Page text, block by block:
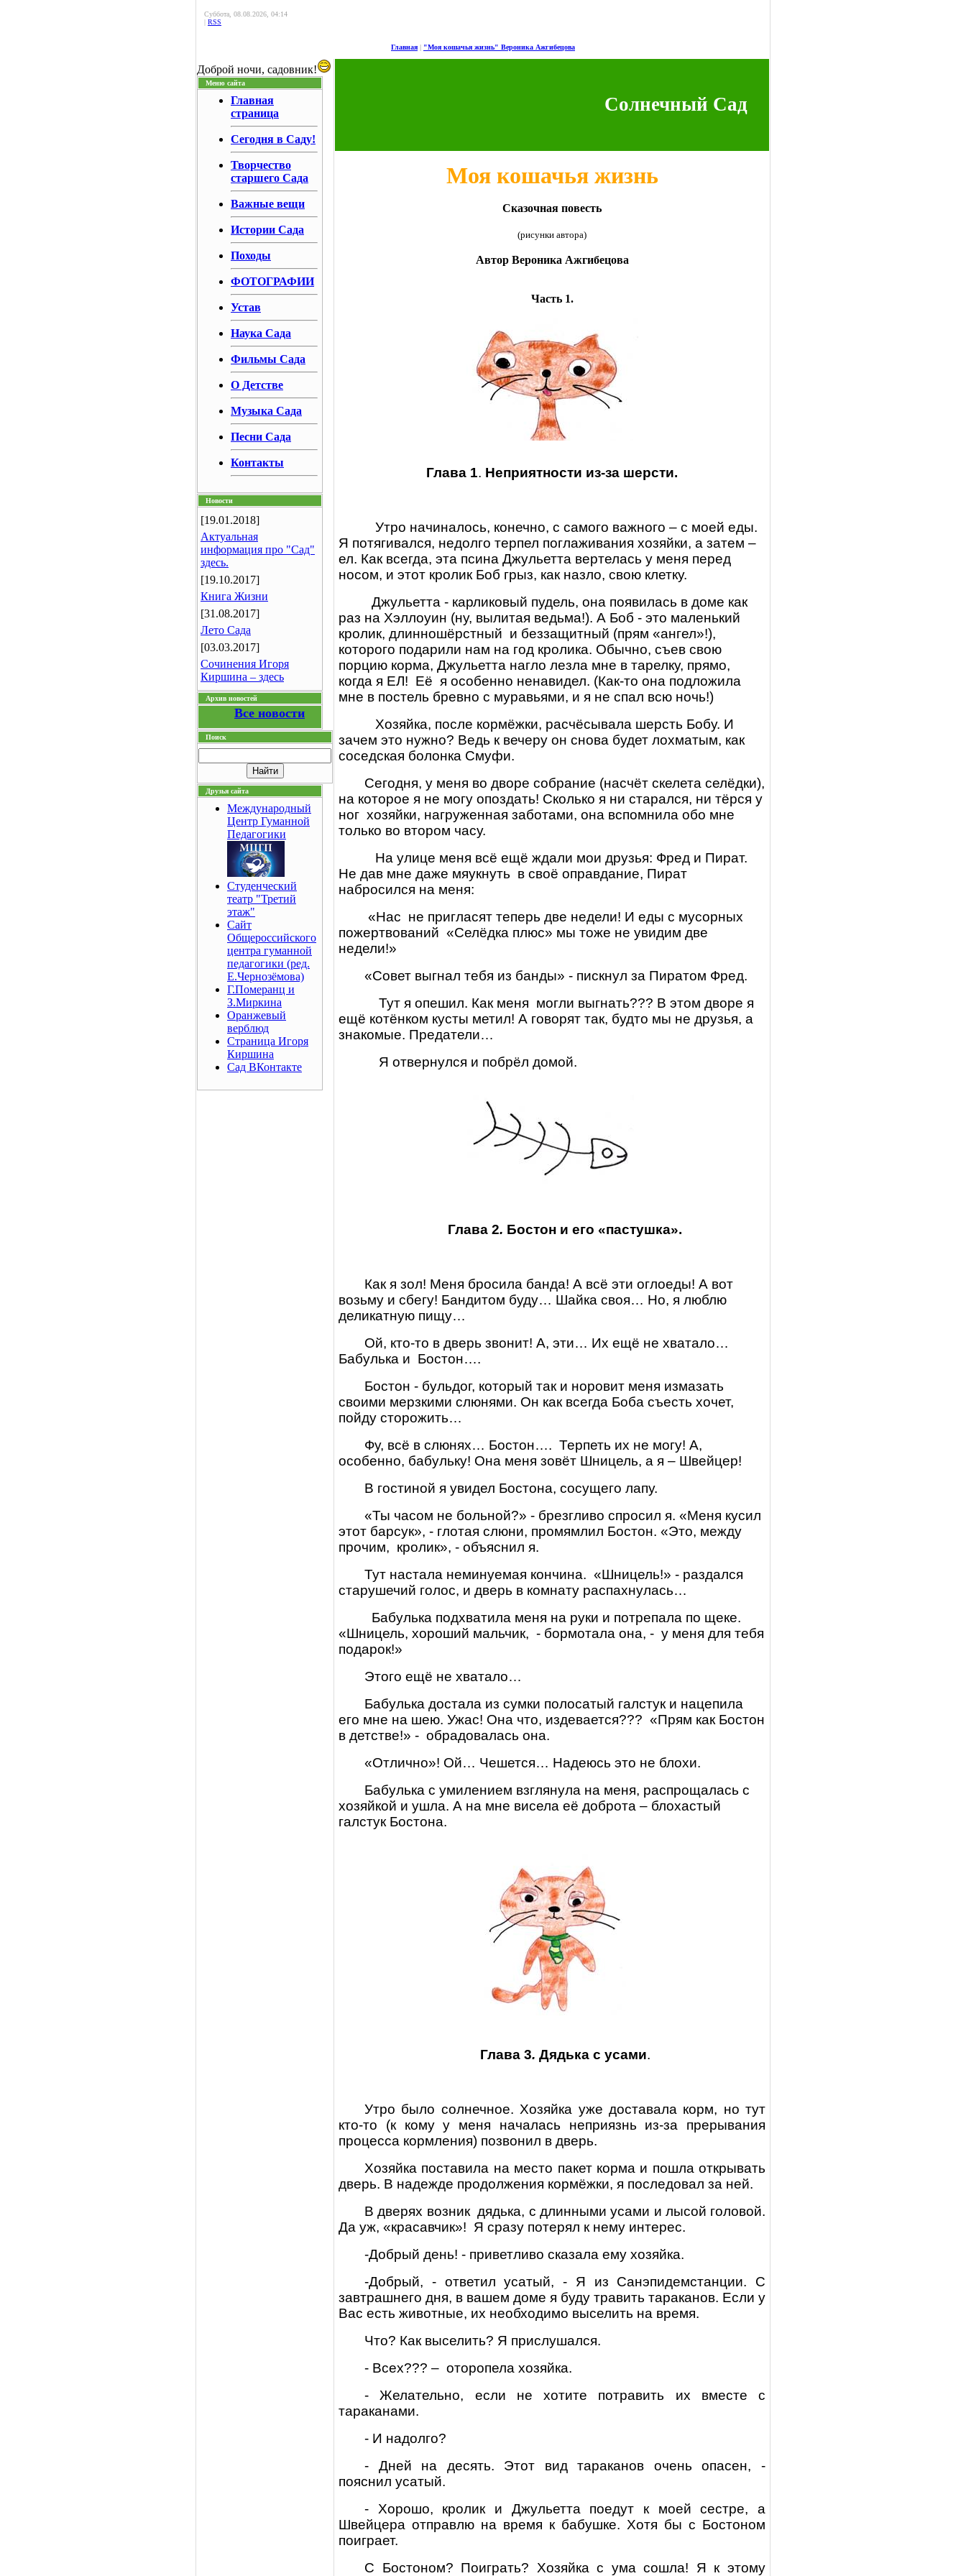
Суббота, 08.08.2026, 04:14
| RSS
Главная | "Моя кошачья жизнь" Вероника Ажгибецова
Доброй ночи, садовник!
Меню сайта
Главная
страница
Сегодня в Саду!
Творчество
старшего Сада
Важные вещи
Истории Сада
Походы
ФОТОГРАФИИ
Устав
Наука Сада
Фильмы Сада
О Детстве
Музыка Сада
Песни Сада
Контакты
Новости
[19.01.2018]
Актуальная
информация про "Сад"
здесь.
[19.10.2017]
Книга Жизни
[31.08.2017]
Лето Сада
[03.03.2017]
Сочинения Игоря
Киршина – здесь
Архив новостей
Все новости
Поиск
Друзья сайта
Международный
Центр Гуманной
Педагогики
Студенческий
театр "Третий
этаж"
Сайт
Общероссийского
центра гуманной
педагогики (ред.
Е.Чернозёмова)
Г.Померанц и
З.Миркина
Оранжевый
верблюд
Страница Игоря
Киршина
Сад ВКонтакте
Солнечный Сад
Моя кошачья жизнь
Сказочная повесть
(рисунки автора)
Автор Вероника Ажгибецова
Часть 1.
Глава 1. Неприятности из-за шерсти.
Утро начиналось, конечно, с самого важного – с моей еды.
Я потягивался, недолго терпел поглаживания хозяйки, а затем –
ел. Как всегда, эта псина Джульетта вертелась у меня перед
носом, и этот кролик Боб грыз, как назло, свою клетку.
Джульетта - карликовый пудель, она появилась в доме как
раз на Хэллоуин (ну, вылитая ведьма!). А Боб - это маленький
кролик, длинношёрстный и беззащитный (прям «ангел»!),
которого подарили нам на год кролика. Обычно, съев свою
порцию корма, Джульетта нагло лезла мне в тарелку, прямо,
когда я ЕЛ! Её я особенно ненавидел. (Как-то она подложила
мне в постель бревно с муравьями, и я не спал всю ночь!)
Хозяйка, после кормёжки, расчёсывала шерсть Бобу. И
зачем это нужно? Ведь к вечеру он снова будет лохматым, как
соседская болонка Смуфи.
Сегодня, у меня во дворе собрание (насчёт скелета селёдки),
на которое я не могу опоздать! Сколько я ни старался, ни тёрся у
ног хозяйки, нагруженная заботами, она вспомнила обо мне
только во втором часу.
На улице меня всё ещё ждали мои друзья: Фред и Пират.
Не дав мне даже мяукнуть в своё оправдание, Пират
набросился на меня:
«Нас не пригласят теперь две недели! И еды с мусорных
пожертвований «Селёдка плюс» мы тоже не увидим две
недели!»
«Совет выгнал тебя из банды» - пискнул за Пиратом Фред.
Тут я опешил. Как меня могли выгнать??? В этом дворе я
ещё котёнком кусты метил! А говорят так, будто мы не друзья, а
знакомые. Предатели…
Я отвернулся и побрёл домой.
Глава 2. Бостон и его «пастушка».
Как я зол! Меня бросила банда! А всё эти оглоеды! А вот
возьму и сбегу! Бандитом буду… Шайка своя… Но, я люблю
деликатную пищу…
Ой, кто-то в дверь звонит! А, эти… Их ещё не хватало…
Бабулька и Бостон….
Бостон - бульдог, который так и норовит меня измазать
своими мерзкими слюнями. Он как всегда Боба съесть хочет,
пойду сторожить…
Фу, всё в слюнях… Бостон…. Терпеть их не могу! А,
особенно, бабульку! Она меня зовёт Шницель, а я – Швейцер!
В гостиной я увидел Бостона, сосущего лапу.
«Ты часом не больной?» - брезгливо спросил я. «Меня кусил
этот барсук», - глотая слюни, промямлил Бостон. «Это, между
прочим, кролик», - объяснил я.
Тут настала неминуемая кончина. «Шницель!» - раздался
старушечий голос, и дверь в комнату распахнулась…
Бабулька подхватила меня на руки и потрепала по щеке.
«Шницель, хороший мальчик, - бормотала она, - у меня для тебя
подарок!»
Этого ещё не хватало…
Бабулька достала из сумки полосатый галстук и нацепила
его мне на шею. Ужас! Она что, издевается??? «Прям как Бостон
в детстве!» - обрадовалась она.
«Отлично»! Ой… Чешется… Надеюсь это не блохи.
Бабулька с умилением взглянула на меня, распрощалась с
хозяйкой и ушла. А на мне висела её доброта – блохастый
галстук Бостона.
Глава 3. Дядька с усами.
Утро было солнечное. Хозяйка уже доставала корм, но тут
кто-то (к кому у меня началась неприязнь из-за прерывания
процесса кормления) позвонил в дверь.
Хозяйка поставила на место пакет корма и пошла открывать
дверь. В надежде продолжения кормёжки, я последовал за ней.
В дверях возник дядька, с длинными усами и лысой головой.
Да уж, «красавчик»! Я сразу потерял к нему интерес.
-Добрый день! - приветливо сказала ему хозяйка.
-Добрый, - ответил усатый, - Я из Санэпидемстанции. С
завтрашнего дня, в вашем доме я буду травить тараканов. Если у
Вас есть животные, их необходимо выселить на время.
Что? Как выселить? Я прислушался.
- Всех??? – оторопела хозяйка.
- Желательно, если не хотите потравить их вместе с
тараканами.
- И надолго?
- Дней на десять. Этот вид тараканов очень опасен, -
пояснил усатый.
- Хорошо, кролик и Джульетта поедут к моей сестре, а
Швейцера отправлю на время к бабушке. Хотя бы с Бостоном
поиграет.
С Бостоном? Поиграть? Хозяйка с ума сошла! Я к этому